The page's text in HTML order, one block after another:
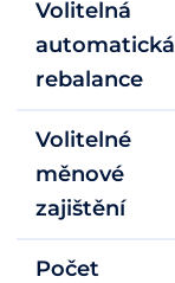
Volitelná
automatická
rebalance
Volitelné
měnové
zajištění
Počet